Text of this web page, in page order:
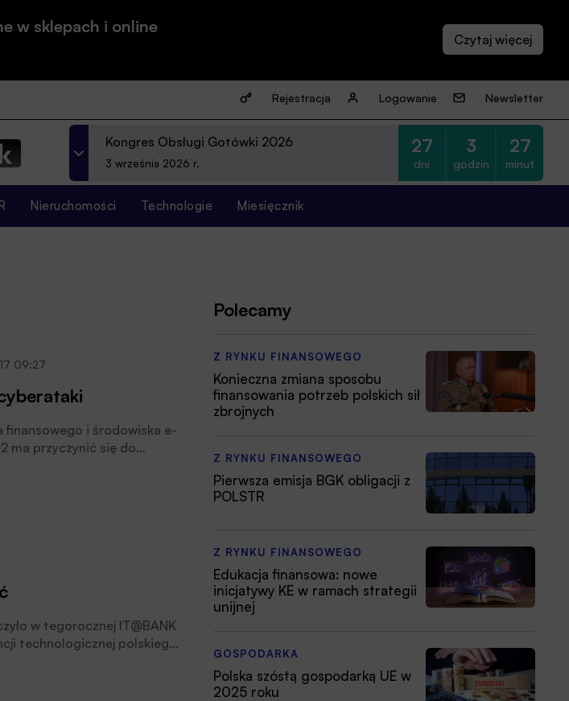
w sklepach i online
Rejestracja Logowanie Newsletter
Kongres Obsługi Gotówki 2026
3 września 2026 r.
27
dni
3
godzin
27
minut
Nieruchomości Technologie Miesięcznik
09:27
i środowiska e-
ma przyczynić się do
w tegorocznej IT@BANK
technologicznej polskiego
Polecamy
Z RYNKU FINANSOWEGO
Konieczna zmiana sposobu
finansowania potrzeb polskich sił
zbrojnych
Z RYNKU FINANSOWEGO
Pierwsza emisja BGK obligacji z
POLSTR
Z RYNKU FINANSOWEGO
Edukacja finansowa: nowe
inicjatywy KE w ramach strategii
unijnej
GOSPODARKA
Polska szóstą gospodarką UE w
2025 roku